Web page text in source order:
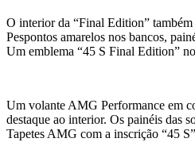
O interior da “Final Edition”
Pespontos amarelos nos bancos,
Um emblema “45 S Final Edition”
Um volante AMG Performance em
destaque ao interior. Os painéis das
Tapetes AMG com a inscrição “45